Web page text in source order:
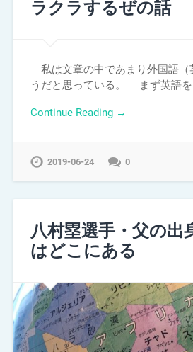
ラクラするぜの話
私は文章の中であまり外国語（
うだと思っている。 まず英語
Continue Reading →
2019-06-24 0
八村塁選手・父の出
はどこにある